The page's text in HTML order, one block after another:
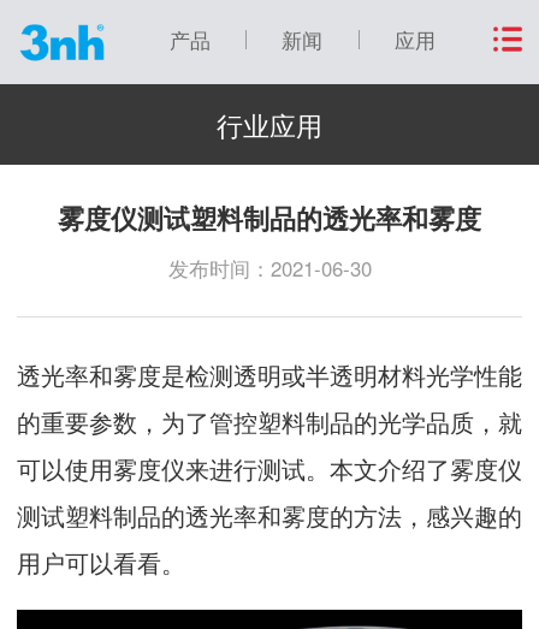
产品 新闻 应用
行业应用
雾度仪测试塑料制品的透光率和雾度
发布时间：2021-06-30
透光率和雾度是检测透明或半透明材料光学性能
的重要参数，为了管控塑料制品的光学品质，就
可以使用雾度仪来进行测试。本文介绍了雾度仪
测试塑料制品的透光率和雾度的方法，感兴趣的
用户可以看看。